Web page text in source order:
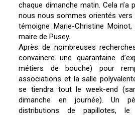
chaque dimanche matin. Cela n’a
nous nous sommes orientés vers
témoigne Marie-Christine
maire de Pusey.
Après de nombreuses
convaincre une quarantaine
métiers de bouche) pour
associations et la salle
se tiendra tout le week-end
dimanche en journée). Un
distributions de papillotes,